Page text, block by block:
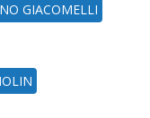
GIACOMELLI